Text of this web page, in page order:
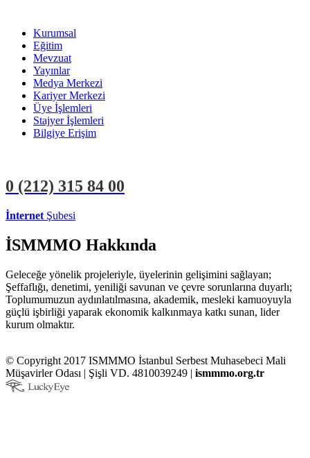
Kurumsal
Eğitim
Mevzuat
Yayınlar
Medya Merkezi
Kariyer Merkezi
Üye İşlemleri
Stajyer İşlemleri
Bilgiye Erişim
0 (212) 315 84 00
İnternet Şubesi
İSMMMO Hakkında
Geleceğe yönelik projeleriyle, üyelerinin gelişimini sağlayan;
Şeffaflığı, denetimi, yeniliği savunan ve çevre sorunlarına duyarlı;
Toplumumuzun aydınlatılmasına, akademik, mesleki kamuoyuyla
güçlü işbirliği yaparak ekonomik kalkınmaya katkı sunan, lider
kurum olmaktır.
© Copyright 2017 ISMMMO İstanbul Serbest Muhasebeci Mali
Müşavirler Odası | Şişli VD. 4810039249 | ismmmo.org.tr